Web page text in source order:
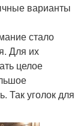
варианты
стало
Для их
целое
Так уголок для